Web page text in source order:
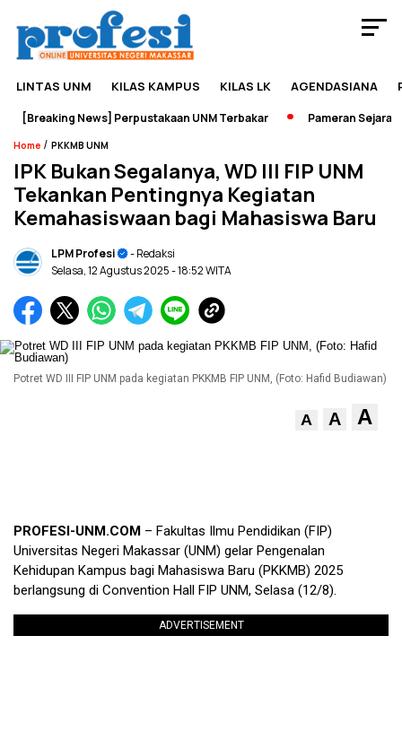
LINTAS UNM KILAS KAMPUS KILAS LK AGENDASIANA
[Breaking News] Perpustakaan UNM Terbakar Pameran Sejarah
Home / PKKMB UNM
IPK Bukan Segalanya, WD III FIP UNM
Tekankan Pentingnya Kegiatan
Kemahasiswaan bagi Mahasiswa Baru
LPM Profesi
- Redaksi
Selasa, 12 Agustus 2025- 18:52 WITA
Potret WD III FIP UNM pada kegiatan PKKMB FIP UNM, (Foto: Hafid Budiawan)
A A A
PROFESI-UNM.COM – Fakultas Ilmu Pendidikan (FIP)
Universitas Negeri Makassar (UNM) gelar Pengenalan
Kehidupan Kampus bagi Mahasiswa Baru (PKKMB) 2025
berlangsung di Convention Hall FIP UNM, Selasa (12/8).
ADVERTISEMENT